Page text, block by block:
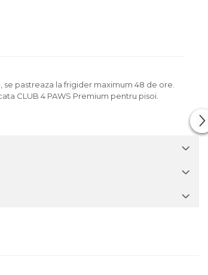
pastreaza la frigider maximum 48 de ore.
CLUB 4 PAWS Premium pentru pisoi.